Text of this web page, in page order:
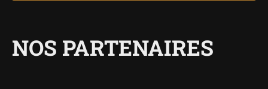
NOS PARTENAIRES